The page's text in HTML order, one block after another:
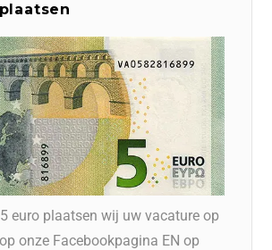
euro plaatsen wij uw vacature op
onze Facebookpagina EN op